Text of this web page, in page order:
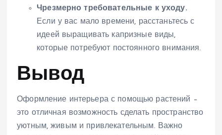
Чрезмерно требовательные к уходу.
Если у вас мало времени, расстаньтесь с
идеей выращивать капризные виды,
которые потребуют постоянного внимания.
Вывод
Оформление интерьера с помощью растений –
это отличная возможность сделать пространство
уютным, живым и привлекательным. Важно